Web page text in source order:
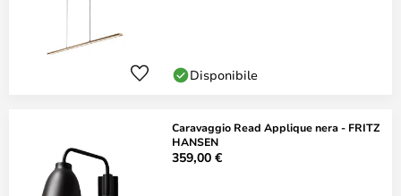
Disponibile
Caravaggio Read Applique nera - FRITZ
HANSEN
359,00 €